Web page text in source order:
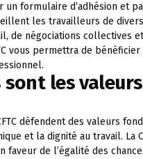
formulaire d’adhésion et
les travailleurs de
de négociations collectives
vous permettra de
sont les
défendent des valeurs
et la dignité au travail. La
faveur de l’égalité des